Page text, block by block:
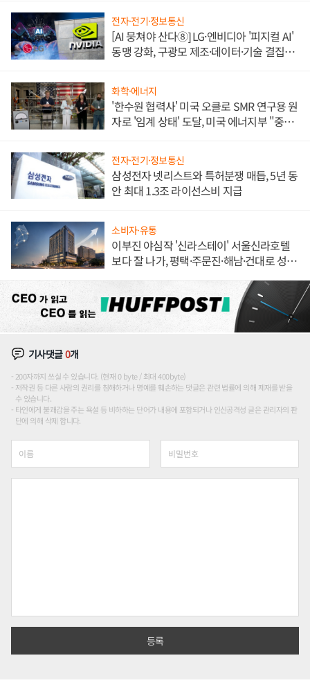
전자·전기·정보통신
[AI 뭉쳐야 산다⑧] LG·엔비디아 '피지컬 AI'
동맹 강화, 구광모 제조·데이터·기술 결집
화학·에너지
'한수원 협력사' 미국 오클로 SMR 연구용 원
자로 '임계 상태' 도달, 미국 에너지부 "중요
전자·전기·정보통신
삼성전자 넷리스트와 특허분쟁 매듭, 5년 동
안 최대 1.3조 라이선스비 지급
소비자·유통
이부진 야심작 '신라스테이' 서울신라호텔
보다 잘 나가, 평택·주문진·해남·건대로 성
기사댓글0개
200자까지 쓰실 수 있습니다. (현재 0 byte / 최대 400byte)
저작권 등 다른 사람의 권리를 침해하거나 명예를 훼손하는 댓글은 관련 법률에 의해 제재를 받을
수 있습니다.
타인에게 불쾌감을 주는 욕설 등 비하하는 단어가 내용에 포함되거나 인신공격성 글은 관리자의 판
단에 의해 삭제 합니다.